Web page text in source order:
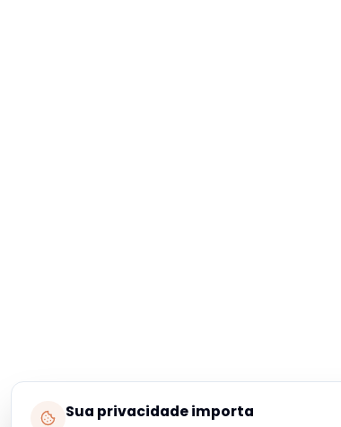
Sua privacidade importa